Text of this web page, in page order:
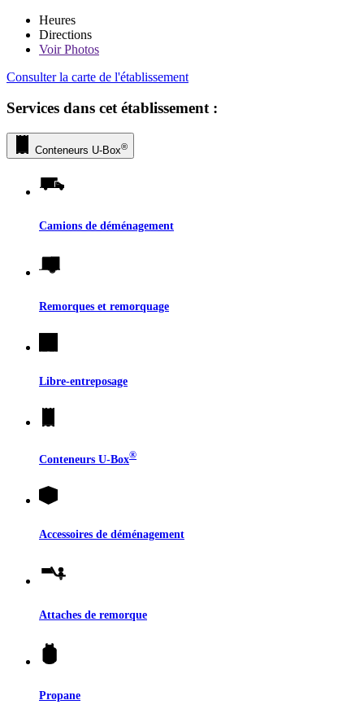
Heures
Directions
VoirPhotos
Consulter la carte de l'établissement
Services dans cet établissement :
Conteneurs U-Box®
Camions de déménagement
Remorques et remorquage
Libre-entreposage
Conteneurs U-Box®
Accessoires de déménagement
Attaches de remorque
Propane